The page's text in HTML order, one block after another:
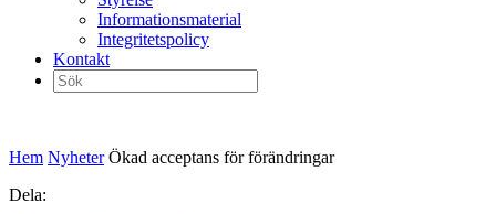
Informationsmaterial
Integritetspolicy
Kontakt
Sök
efter:
Hem Nyheter Ökad acceptans för förändringar
Dela: